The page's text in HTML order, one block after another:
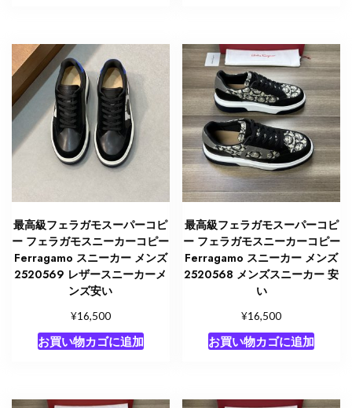
最高級フェラガモスーパーコピ
ー フェラガモスニーカーコピー
Ferragamo スニーカー メンズ
2520569 レザースニーカーメ
ンズ安い
¥16,500
お買い物カゴに追加
最高級フェラガモスーパーコピ
ー フェラガモスニーカーコピー
Ferragamo スニーカー メンズ
2520568 メンズスニーカー 安
い
¥16,500
お買い物カゴに追加